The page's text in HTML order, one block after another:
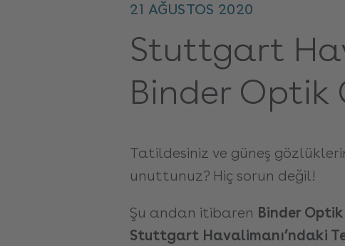
21 AĞUSTOS 2020
Stuttgart
Binder Optik
Tatildesiniz ve güneş
unuttunuz? Hiç sorun değil!
Şu andan itibaren Binder
Stuttgart Havalimanı’ndaki